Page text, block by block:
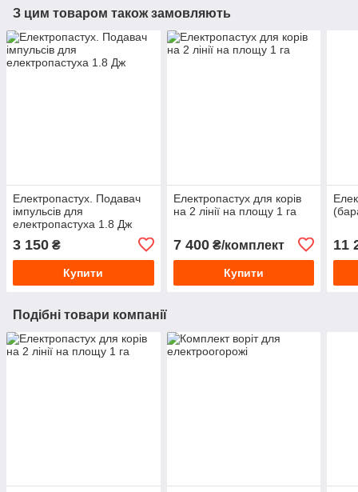
З цим товаром також замовляють
Електропастух. Подавач
імпульсів для
електропастуха 1.8 Дж
3 150 ₴
Купити
Електропастух для корів
на 2 лінії на площу 1 га
7 400₴/комплект
Купити
11
Подібні товари компанії